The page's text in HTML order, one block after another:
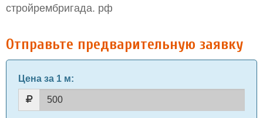
стройрембригада. рф
Отправьте предварительную заявку
Цена за 1 м: